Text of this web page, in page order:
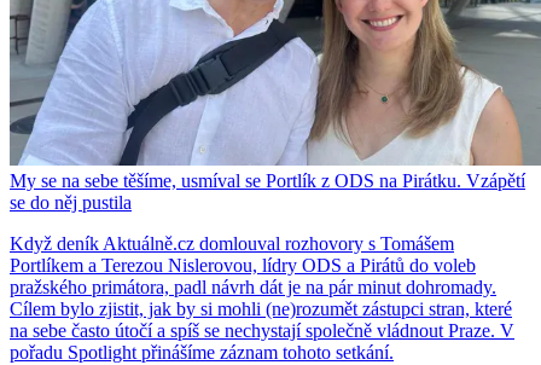
My se na sebe těšíme, usmíval se Portlík z ODS na Pirátku. Vzápětí
se do něj pustila
Když deník Aktuálně.cz domlouval rozhovory s Tomášem
Portlíkem a Terezou Nislerovou, lídry ODS a Pirátů do voleb
pražského primátora, padl návrh dát je na pár minut dohromady.
Cílem bylo zjistit, jak by si mohli (ne)rozumět zástupci stran, které
na sebe často útočí a spíš se nechystají společně vládnout Praze. V
pořadu Spotlight přinášíme záznam tohoto setkání.